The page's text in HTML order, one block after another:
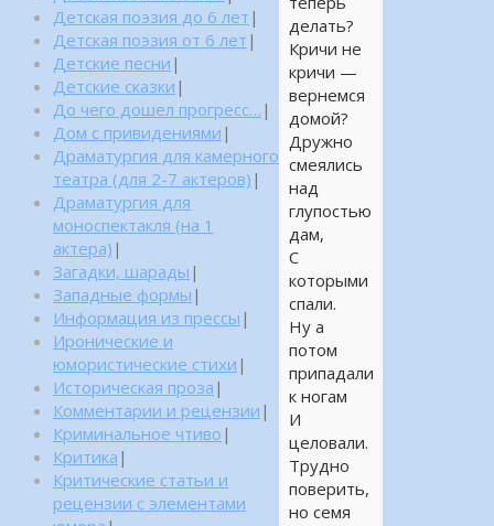
делать?
Кричи не
кричи —
вернемся
домой?
Дружно
смеялись
над
глупостью
дам,
С
которыми
спали.
Ну а
потом
припадали
к ногам
И
целовали.
Трудно
поверить,
но семя
Детская поэзия до 6 лет |
Детская поэзия от 6 лет |
Детские песни |
Детские сказки |
До чего дошел прогресс… |
Дом с привидениями |
Драматургия для камерного
театра (для 2-7 актеров) |
Драматургия для
моноспектакля (на 1
актера) |
Загадки, шарады |
Западные формы |
Информация из прессы |
Иронические и
юмористические стихи |
Историческая проза |
Комментарии и рецензии |
Криминальное чтиво |
Критика |
Критические статьи и
рецензии с элементами